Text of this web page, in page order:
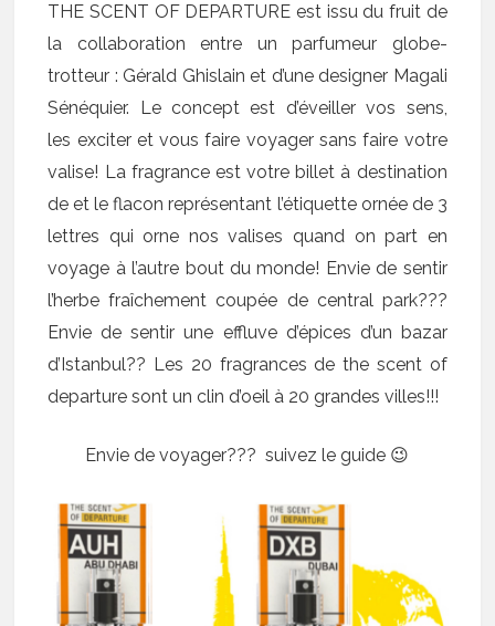
THE SCENT OF DEPARTURE est issu du fruit de
la collaboration entre un parfumeur globe-
trotteur : Gérald Ghislain et d’une designer Magali
Sénéquier. Le concept est d’éveiller vos sens,
les exciter et vous faire voyager sans faire votre
valise! La fragrance est votre billet à destination
de et le flacon représentant l’étiquette ornée de 3
lettres qui orne nos valises quand on part en
voyage à l’autre bout du monde! Envie de sentir
l’herbe fraîchement coupée de central park???
Envie de sentir une effluve d’épices d’un bazar
d’Istanbul?? Les 20 fragrances de the scent of
departure sont un clin d’oeil à 20 grandes villes!!!
Envie de voyager??? suivez le guide 😉